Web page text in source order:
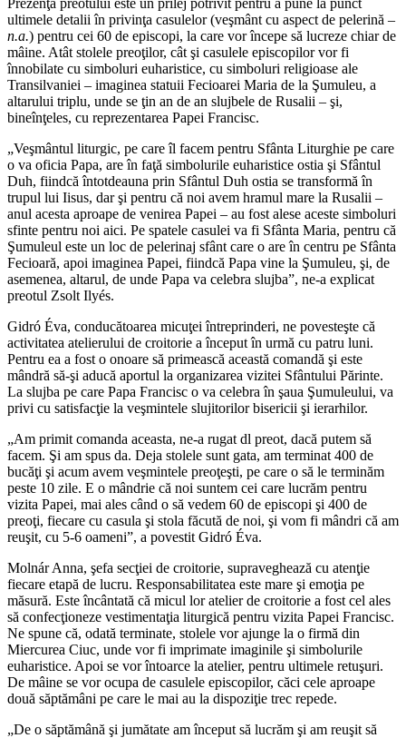
ultimele detalii în privinţa casulelor (veşmânt cu aspect de pelerină –
n.a.) pentru cei 60 de episcopi, la care vor începe să lucreze chiar de
mâine. Atât stolele preoţilor, cât şi casulele episcopilor vor fi
înnobilate cu simboluri euharistice, cu simboluri religioase ale
Transilvaniei – imaginea statuii Fecioarei Maria de la Şumuleu, a
altarului triplu, unde se ţin an de an slujbele de Rusalii – şi,
bineînţeles, cu reprezentarea Papei Francisc.
„Veşmântul liturgic, pe care îl facem pentru Sfânta Liturghie pe care
o va oficia Papa, are în faţă simbolurile euharistice ostia şi Sfântul
Duh, fiindcă întotdeauna prin Sfântul Duh ostia se transformă în
trupul lui Iisus, dar şi pentru că noi avem hramul mare la Rusalii –
anul acesta aproape de venirea Papei – au fost alese aceste simboluri
sfinte pentru noi aici. Pe spatele casulei va fi Sfânta Maria, pentru că
Şumuleul este un loc de pelerinaj sfânt care o are în centru pe Sfânta
Fecioară, apoi imaginea Papei, fiindcă Papa vine la Şumuleu, şi, de
asemenea, altarul, de unde Papa va celebra slujba”, ne-a explicat
preotul Zsolt Ilyés.
Gidró Éva, conducătoarea micuţei întreprinderi, ne povesteşte că
activitatea atelierului de croitorie a început în urmă cu patru luni.
Pentru ea a fost o onoare să primească această comandă şi este
mândră să-şi aducă aportul la organizarea vizitei Sfântului Părinte.
La slujba pe care Papa Francisc o va celebra în şaua Şumuleului, va
privi cu satisfacţie la veşmintele slujitorilor bisericii şi ierarhilor.
„Am primit comanda aceasta, ne-a rugat dl preot, dacă putem să
facem. Şi am spus da. Deja stolele sunt gata, am terminat 400 de
bucăţi şi acum avem veşmintele preoţeşti, pe care o să le terminăm
peste 10 zile. E o mândrie că noi suntem cei care lucrăm pentru
vizita Papei, mai ales când o să vedem 60 de episcopi şi 400 de
preoţi, fiecare cu casula şi stola făcută de noi, şi vom fi mândri că am
reuşit, cu 5-6 oameni”, a povestit Gidró Éva.
Molnár Anna, şefa secţiei de croitorie, supraveghează cu atenţie
fiecare etapă de lucru. Responsabilitatea este mare şi emoţia pe
măsură. Este încântată că micul lor atelier de croitorie a fost cel ales
să confecţioneze vestimentaţia liturgică pentru vizita Papei Francisc.
Ne spune că, odată terminate, stolele vor ajunge la o firmă din
Miercurea Ciuc, unde vor fi imprimate imaginile şi simbolurile
euharistice. Apoi se vor întoarce la atelier, pentru ultimele retuşuri.
De mâine se vor ocupa de casulele episcopilor, căci cele aproape
două săptămâni pe care le mai au la dispoziţie trec repede.
„De o săptămână şi jumătate am început să lucrăm şi am reuşit să